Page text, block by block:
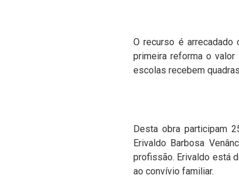
O recurso é
primeira reforma o
escolas recebem
Desta obra participam
Erivaldo Barbosa
profissão. Erivaldo está
ao convívio familiar.